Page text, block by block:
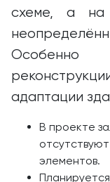
схеме, а на
адаптации
В проекте
элементов.